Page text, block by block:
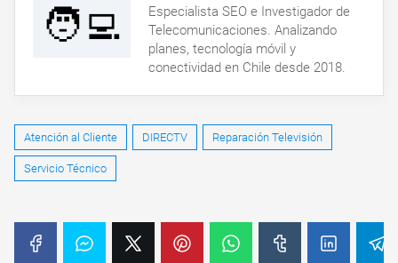
🧑‍💻
Especialista SEO e Investigador de
Telecomunicaciones. Analizando
planes, tecnología móvil y
conectividad en Chile desde 2018.
Atención al Cliente DIRECTV Reparación Televisión
Servicio Técnico